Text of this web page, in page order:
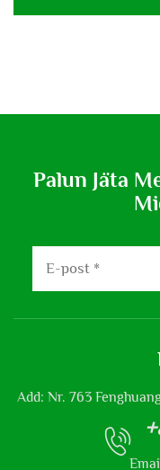
Palun Jäta
Add: Nr. 763